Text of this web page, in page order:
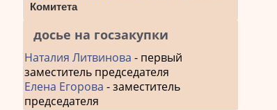
Комитета
досье на госзакупки
Наталия Литвинова - первый
заместитель председателя
Елена Егорова - заместитель
председателя